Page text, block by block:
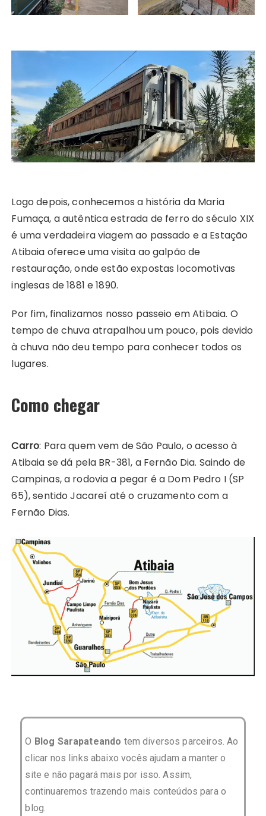
Logo depois, conhecemos a história da Maria
Fumaça, a autêntica estrada de ferro do século XIX
é uma verdadeira viagem ao passado e a Estação
Atibaia oferece uma visita ao galpão de
restauração, onde estão expostas locomotivas
inglesas de 1881 e 1890.
Por fim, finalizamos nosso passeio em Atibaia. O
tempo de chuva atrapalhou um pouco, pois devido
à chuva não deu tempo para conhecer todos os
lugares.
Como chegar
Carro: Para quem vem de São Paulo, o acesso à
Atibaia se dá pela BR-381, a Fernão Dia. Saindo de
Campinas, a rodovia a pegar é a Dom Pedro I (SP
65), sentido Jacareí até o cruzamento com a
Fernão Dias.
O Blog Sarapateando tem diversos parceiros. Ao
clicar nos links abaixo vocês ajudam a manter o
site e não pagará mais por isso. Assim,
continuaremos trazendo mais conteúdos para o
blog.